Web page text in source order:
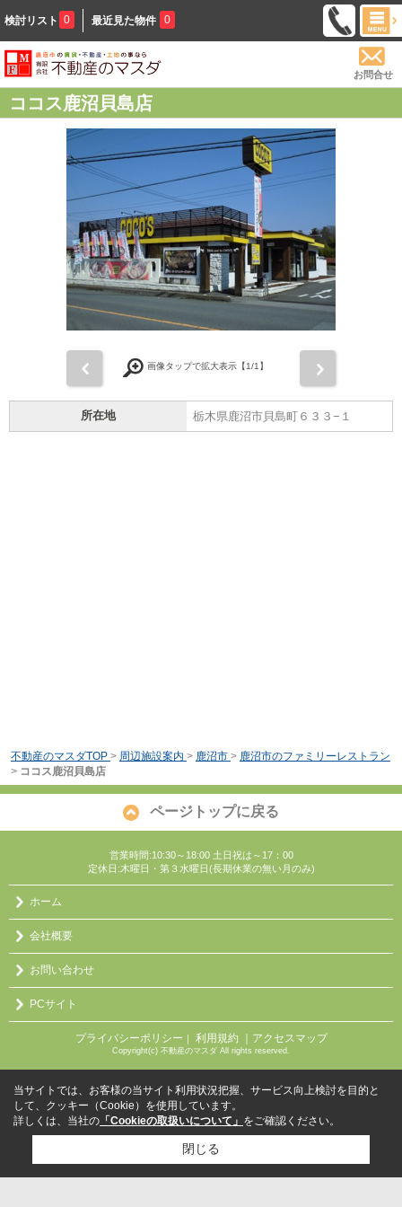
検討リスト 0 最近見た物件 0
お問合せ
ココス鹿沼貝島店
画像タップで拡大表示【1/1】
所在地 栃木県鹿沼市貝島町６３３−１
不動産のマスダTOP > 周辺施設案内 > 鹿沼市 > 鹿沼市のファミリーレストラン
> ココス鹿沼貝島店
ページトップに戻る
営業時間:10:30～18:00 土日祝は～17：00
定休日:木曜日・第３水曜日(長期休業の無い月のみ)
ホーム
会社概要
お問い合わせ
PCサイト
プライバシーポリシー ｜ 利用規約 ｜アクセスマップ
Copyright(c) 不動産のマスダ All rights reserved.
当サイトでは、お客様の当サイト利用状況把握、サービス向上検討を目的と
して、クッキー（Cookie）を使用しています。
詳しくは、当社の 「Cookieの取扱いについて」 をご確認ください。
閉じる